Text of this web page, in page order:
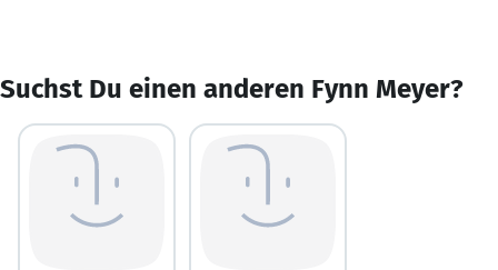
Suchst Du einen anderen Fynn Meyer?